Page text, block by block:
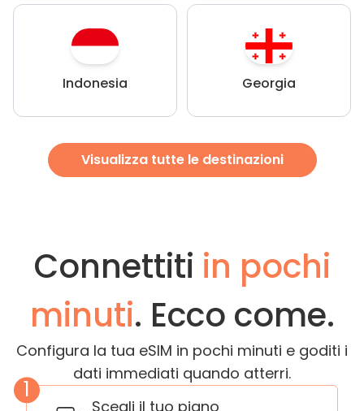
Indonesia Georgia
Visualizza tutte le destinazioni
Connettiti in pochi
minuti. Ecco come.
Configura la tua eSIM in pochi minuti e goditi i
dati immediati quando atterri.
1
Scegli il tuo piano